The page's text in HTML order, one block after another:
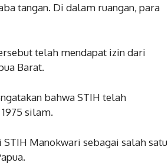
tangan. Di dalam ruangan, para
telah mendapat izin dari
Barat.
bahwa STIH telah
silam.
Manokwari sebagai salah satu